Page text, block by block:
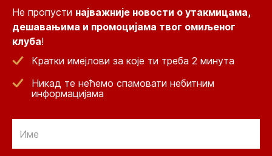
Не пропусти најважније новости о утакмицама,
дешавањима и промоцијама твог омиљеног
клуба!
Кратки имејлови за које ти треба 2 минута
Никад те нећемо спамовати небитним
информацијама